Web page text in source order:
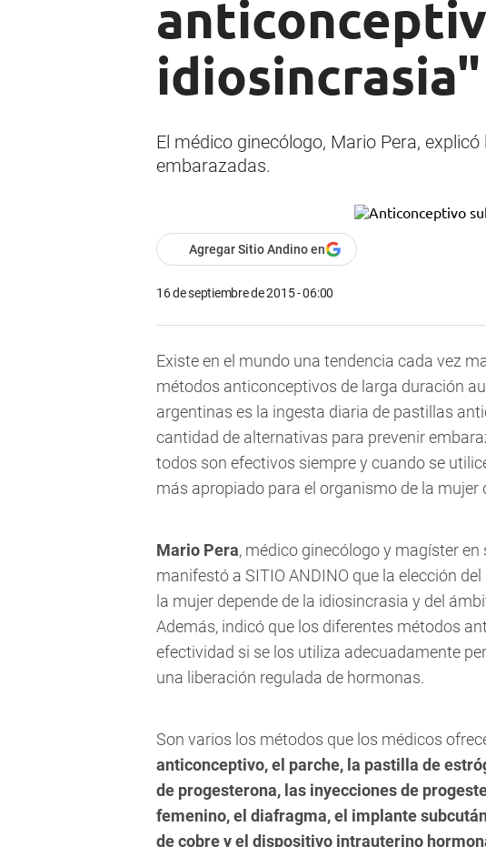
idiosincrasia"
El médico ginecólogo, Mario Pera,
embarazadas.
Agregar Sitio Andino en
16 de septiembre de 2015 - 06:00
Existe en el mundo una tendencia cada vez
métodos anticonceptivos de larga duración
argentinas es la ingesta diaria de pastillas
cantidad de alternativas para prevenir
todos son efectivos siempre y cuando se
más apropiado para el organismo de la mujer
Mario Pera, médico ginecólogo y magíster
manifestó a SITIO ANDINO que la elección
la mujer depende de la idiosincrasia y del
Además, indicó que los diferentes métodos
efectividad si se los utiliza adecuadamente
una liberación regulada de hormonas.
Son varios los métodos que los médicos
anticonceptivo, el parche, la pastilla de
de progesterona, las inyecciones de
femenino, el diafragma, el implante
de cobre y el dispositivo intrauterino